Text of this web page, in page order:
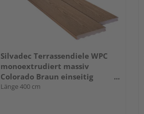
Silvadec Terrassendiele WPC
monoextrudiert massiv
Colorado Braun einseitig
Holzstruktur, längsseitige Nut,
Länge 400 cm